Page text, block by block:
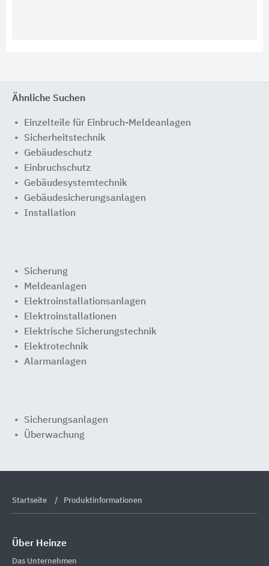
Ähnliche Suchen
Einzelteile für Einbruch-Meldeanlagen
Sicherheitstechnik
Gebäudeschutz
Einbruchschutz
Gebäudesystemtechnik
Gebäudesicherungsanlagen
Installation
Sicherung
Meldeanlagen
Elektroinstallationsanlagen
Elektroinstallationen
Elektrische Sicherungstechnik
Elektrotechnik
Alarmanlagen
Sicherungsanlagen
Überwachung
Startseite Produktinformationen
Über Heinze
Das Unternehmen